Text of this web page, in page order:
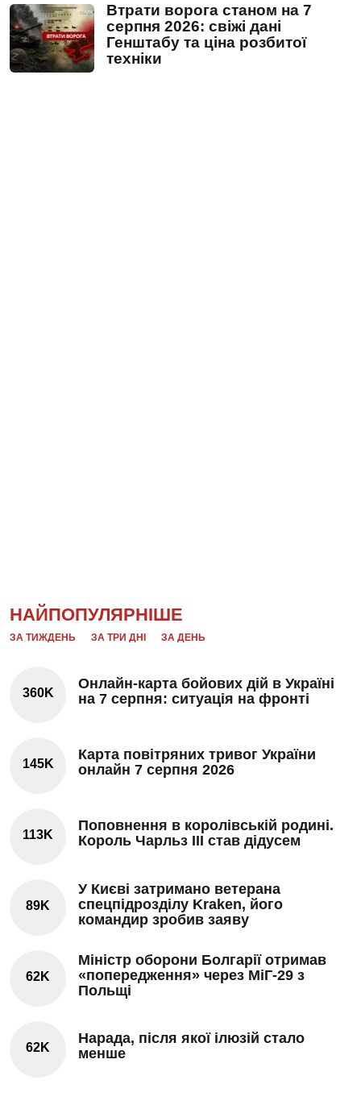
Втрати ворога станом на 7
серпня 2026: свіжі дані
Генштабу та ціна розбитої
техніки
НАЙПОПУЛЯРНІШЕ
ЗА ТИЖДЕНЬ ЗА ТРИ ДНІ ЗА ДЕНЬ
360K
Онлайн-карта бойових дій в Україні
на 7 серпня: ситуація на фронті
145K
Карта повітряних тривог України
онлайн 7 серпня 2026
113K
Поповнення в королівській родині.
Король Чарльз III став дідусем
89K
У Києві затримано ветерана
спецпідрозділу Kraken, його
командир зробив заяву
62K
Міністр оборони Болгарії отримав
«попередження» через МіГ-29 з
Польщі
62K
Нарада, після якої ілюзій стало
менше